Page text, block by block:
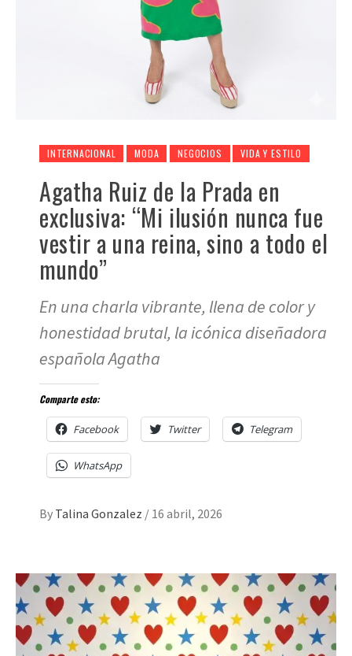
INTERNACIONAL MODA NEGOCIOS VIDA Y ESTILO
Agatha Ruiz de la Prada en
exclusiva: “Mi ilusión nunca fue
vestir a una reina, sino a todo el
mundo”
En una charla vibrante, llena de color y
honestidad brutal, la icónica diseñadora
española Agatha
Comparte esto:
Facebook Twitter Telegram
WhatsApp
By Talina Gonzalez / 16 abril, 2026